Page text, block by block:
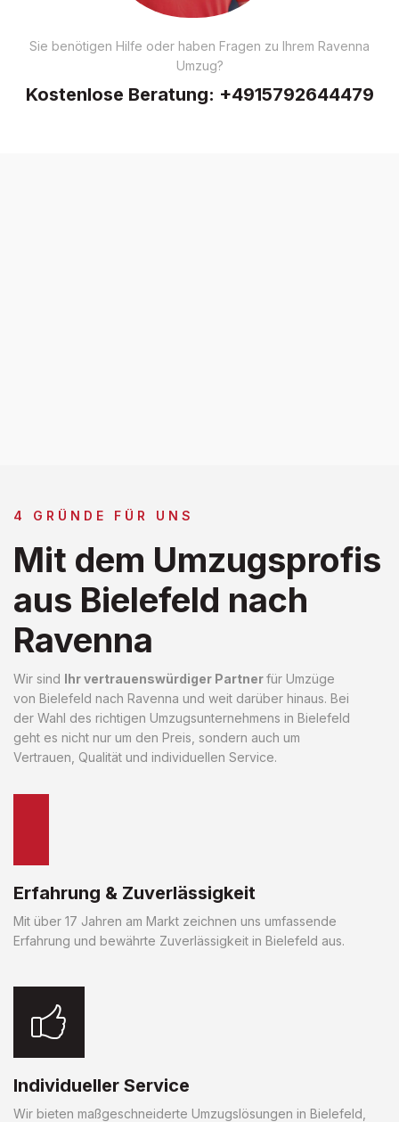
Sie benötigen Hilfe oder haben Fragen zu Ihrem Ravenna
Umzug?
Kostenlose Beratung: +4915792644479
4 GRÜNDE FÜR UNS
Mit dem Umzugsprofis
aus Bielefeld nach
Ravenna
Wir sind Ihr vertrauenswürdiger Partnerfür Umzüge
von Bielefeld nach Ravenna und weit darüber hinaus. Bei
der Wahl des richtigen Umzugsunternehmens in Bielefeld
geht es nicht nur um den Preis, sondern auch um
Vertrauen, Qualität und individuellen Service.
Erfahrung & Zuverlässigkeit
Mit über 17 Jahren am Markt zeichnen uns umfassende
Erfahrung und bewährte Zuverlässigkeit in Bielefeld aus.
Individueller Service
Wir bieten maßgeschneiderte Umzugslösungen in Bielefeld,